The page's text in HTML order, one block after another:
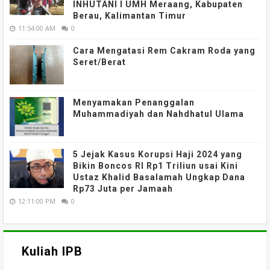
INHUTANI I UMH Meraang, Kabupaten
Berau, Kalimantan Timur
11:54:00 AM 0
Cara Mengatasi Rem Cakram Roda yang
Seret/Berat
Menyamakan Penanggalan
Muhammadiyah dan Nahdhatul Ulama
5 Jejak Kasus Korupsi Haji 2024 yang
Bikin Boncos RI Rp1 Triliun usai Kini
Ustaz Khalid Basalamah Ungkap Dana
Rp73 Juta per Jamaah
12:11:00 PM 0
Kuliah IPB